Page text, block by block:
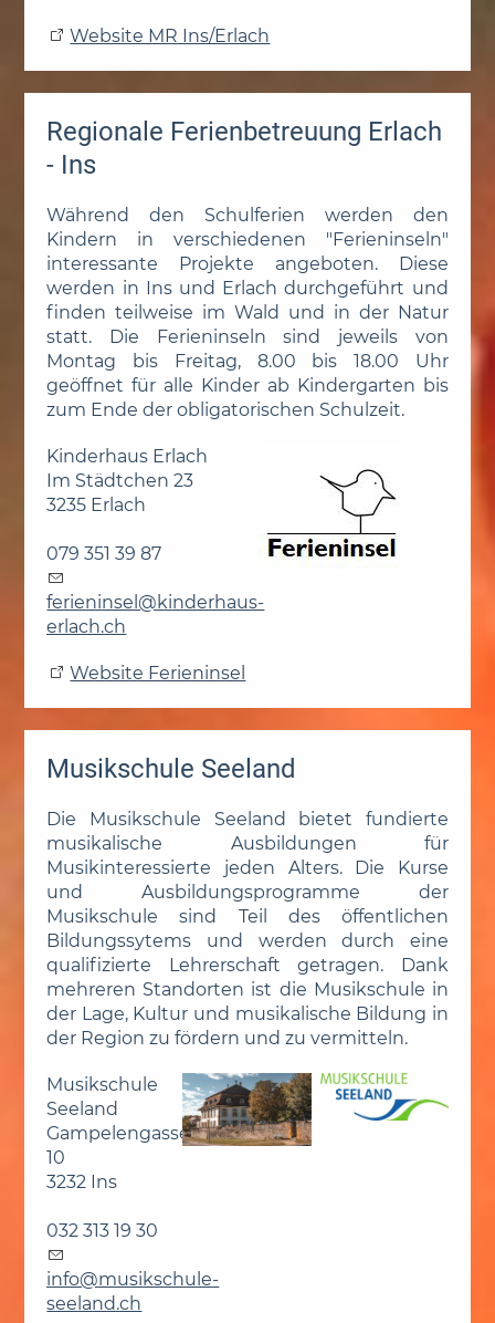
Website MR Ins/Erlach
Regionale Ferienbetreuung Erlach
- Ins
Während den Schulferien werden den
Kindern in verschiedenen "Ferieninseln"
interessante Projekte angeboten. Diese
werden in Ins und Erlach durchgeführt und
finden teilweise im Wald und in der Natur
statt. Die Ferieninseln sind jeweils von
Montag bis Freitag, 8.00 bis 18.00 Uhr
geöffnet für alle Kinder ab Kindergarten bis
zum Ende der obligatorischen Schulzeit.
Kinderhaus Erlach
Im Städtchen 23
3235 Erlach
079 351 39 87
f r n ns l k nd rh
s-
rl
ch ch
Website Ferieninsel
Musikschule Seeland
Die Musikschule Seeland bietet fundierte
musikalische Ausbildungen für
Musikinteressierte jeden Alters. Die Kurse
und Ausbildungsprogramme der
Musikschule sind Teil des öffentlichen
Bildungssytems und werden durch eine
qualifizierte Lehrerschaft getragen. Dank
mehreren Standorten ist die Musikschule in
der Lage, Kultur und musikalische Bildung in
der Region zu fördern und zu vermitteln.
Musikschule
Seeland
Gampelengasse
10
3232 Ins
032 313 19 30
nf m s ksch l -
s
nd ch